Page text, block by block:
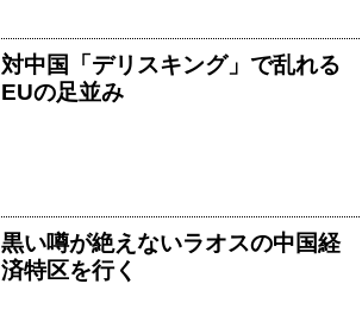
対中国「デリスキング」で乱れる
EUの足並み
黒い噂が絶えないラオスの中国経
済特区を行く